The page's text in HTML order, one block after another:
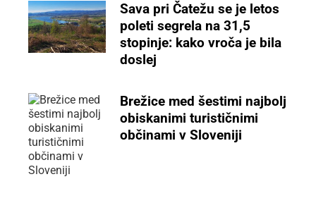
Sava pri Čatežu se je letos
poleti segrela na 31,5
stopinje: kako vroča je bila
doslej
Brežice med šestimi najbolj
obiskanimi turističnimi
občinami v Sloveniji